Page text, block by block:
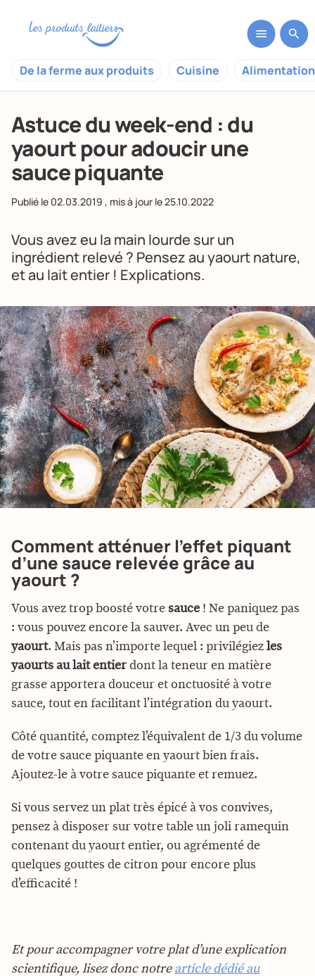
De la ferme aux produits Cuisine
Astuce du week-end : du
yaourt pour adoucir une
sauce piquante
Publié le 02.03.2019 , mis à jour le25.10.2022
Vous avez eu la main lourde sur un
ingrédient relevé ? Pensez au yaourt nature,
et au lait entier ! Explications.
Comment atténuer l’effet piquant
d’une sauce relevée grâce au
yaourt ?
Vous avez trop boosté votre sauce ! Ne paniquez pas
: vous pouvez encore la sauver. Avec un peu de
yaourt. Mais pas n’importe lequel : privilégiez les
yaourts au lait entier dont la teneur en matière
grasse apportera douceur et onctuosité à votre
sauce, tout en facilitant l’intégration du yaourt.
Côté quantité, comptez l’équivalent de 1/3 du volume
de votre sauce piquante en yaourt bien frais.
Ajoutez-le à votre sauce piquante et remuez.
Si vous servez un plat très épicé à vos convives,
pensez à disposer sur votre table un joli ramequin
contenant du yaourt entier, ou agrémenté de
quelques gouttes de citron pour encore plus
d’efficacité !
Et pour accompagner votre plat d’une explication
scientifique, lisez donc notre article dédié au